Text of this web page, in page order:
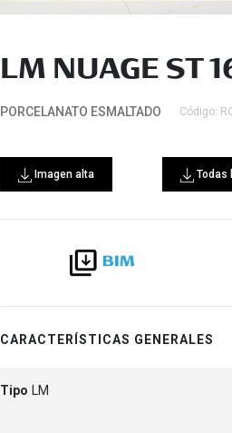
LM NUAGE ST
PORCELANATO ESMALTADO Código:
Imagen alta Todas
CARACTERÍSTICAS GENERALES
Tipo LM